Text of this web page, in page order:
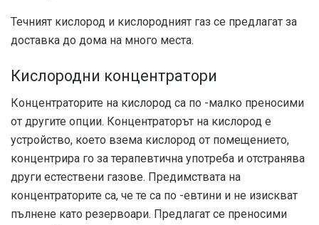
Течният кислород и кислородният газ се предлагат за
доставка до дома на много места.
Кислородни концентратори
Концентраторите на кислород са по -малко преносими
от другите опции. Концентраторът на кислород е
устройство, което взема кислород от помещението,
концентрира го за терапевтична употреба и отстранява
други естествени газове. Предимствата на
концентраторите са, че те са по -евтини и не изискват
пълнене като резервоари. Предлагат се преносими